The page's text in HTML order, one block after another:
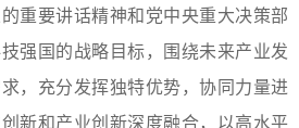
重要讲话精神和党中央重大决策部
强国的战略目标，围绕未来产业发
，充分发挥独特优势，协同力量进
新和产业创新深度融合，以高水平